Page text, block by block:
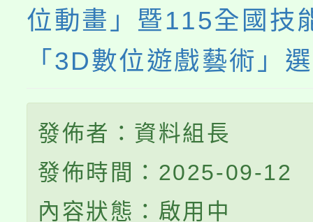
位動畫」暨115全國技
「3D數位遊戲藝術」
發佈者：資料組長
發佈時間：2025-09-12
內容狀態：啟用中